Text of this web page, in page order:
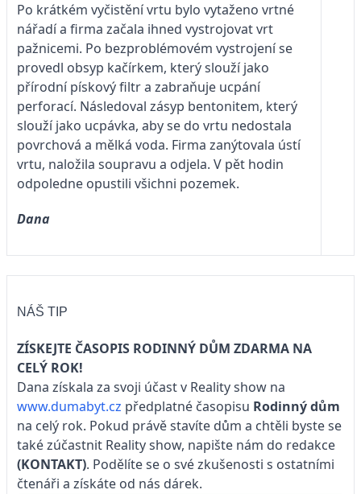
Po krátkém vyčistění vrtu bylo vytaženo vrtné
nářadí a firma začala ihned vystrojovat vrt
pažnicemi. Po bezproblémovém vystrojení se
provedl obsyp kačírkem, který slouží jako
přírodní pískový filtr a zabraňuje ucpání
perforací. Následoval zásyp bentonitem, který
slouží jako ucpávka, aby se do vrtu nedostala
povrchová a mělká voda. Firma zanýtovala ústí
vrtu, naložila soupravu a odjela. V pět hodin
odpoledne opustili všichni pozemek.
Dana
NÁŠ TIP
ZÍSKEJTE ČASOPIS RODINNÝ DŮM ZDARMA NA
CELÝ ROK!
Dana získala za svoji účast v Reality show na
www.dumabyt.cz předplatné časopisu Rodinný dům
na celý rok. Pokud právě stavíte dům a chtěli byste se
také zúčastnit Reality show, napište nám do redakce
(KONTAKT). Podělíte se o své zkušenosti s ostatními
čtenáři a získáte od nás dárek.